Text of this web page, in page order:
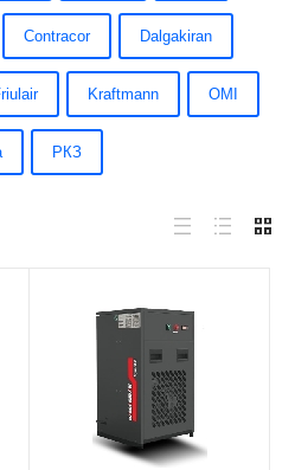
Contracor Dalgakiran
Kraftmann OMI
РКЗ